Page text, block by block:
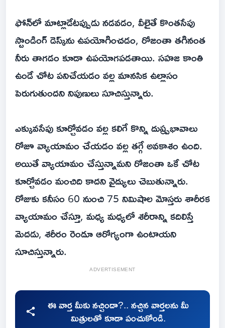
ఫోన్‌లో మాట్లాడేటప్పుడు నడవడం, వీలైతే కొంతసేపు
స్టాండింగ్‌ డెస్క్‌ను ఉపయోగించడం, రోజంతా తగినంత
నీరు తాగడం కూడా ఉపయోగపడతాయి. సహజ కాంతి
ఉండే చోట పనిచేయడం వల్ల మానసిక ఉల్లాసం
పెరుగుతుందని నిపుణులు సూచిస్తున్నారు.
ఎక్కువసేపు కూర్చోవడం వల్ల కలిగే కొన్ని దుష్ప్రభావాలు
రోజూ వ్యాయామం చేయడం వల్ల తగ్గే అవకాశం ఉంది.
అయితే వ్యాయామం చేస్తున్నామని రోజంతా ఒకే చోట
కూర్చోవడం మంచిది కాదని వైద్యులు చెబుతున్నారు.
రోజుకు కనీసం 60 నుంచి 75 నిమిషాల మోస్తరు శారీరక
వ్యాయామం చేస్తూ, మధ్య మధ్యలో శరీరాన్ని కదిలిస్తే
మెదడు, శరీరం రెండూ ఆరోగ్యంగా ఉంటాయని
సూచిస్తున్నారు.
ADVERTISEMENT
ఈ వార్త మీకు నచ్చిందా?.. నచ్చిన వార్తలను మీ
మిత్రులతో కూడా పంచుకోండి.